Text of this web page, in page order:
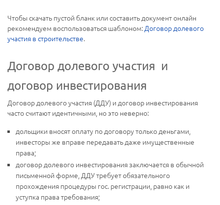
Чтобы скачать пустой бланк или составить документ онлайн
рекомендуем воспользоваться шаблоном:Договор долевого
участия в строительстве.
Договор долевого участия и
договор инвестирования
Договор долевого участия (ДДУ) и договор инвестирования
часто считают идентичными, но это неверно:
дольщики вносят оплату по договору только деньгами,
инвесторы же вправе передавать даже имущественные
права;
договор долевого инвестирования заключается в обычной
письменной форме, ДДУ требует обязательного
прохождения процедуры гос. регистрации, равно как и
уступка права требования;